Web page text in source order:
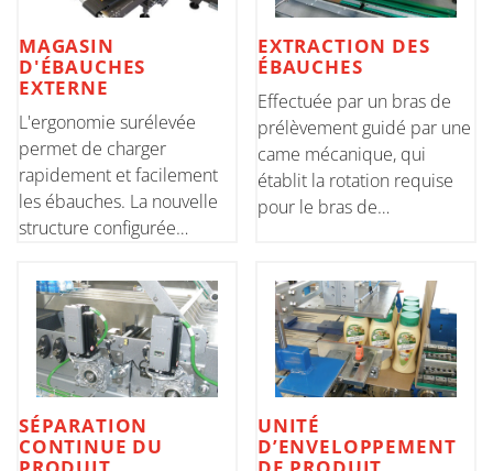
MAGASIN
D'ÉBAUCHES
EXTERNE
L'ergonomie surélevée
permet de charger
rapidement et facilement
les ébauches. La nouvelle
structure configurée
rapport à la machine assure
une grande capacité de
chargement et des réglages
simplifiés. Possibilité de
choisir entre
EXTRACTION DES
ÉBAUCHES
Effectuée par un bras de
prélèvement guidé par une
came mécanique, qui
établit la rotation requise
pour le bras de
commandé par un moteur
sans balais, les ébauches
sont positionnées sur
l'unité de montée align
SÉPARATION
CONTINUE DU
UNITÉ
D’ENVELOPPEMENT